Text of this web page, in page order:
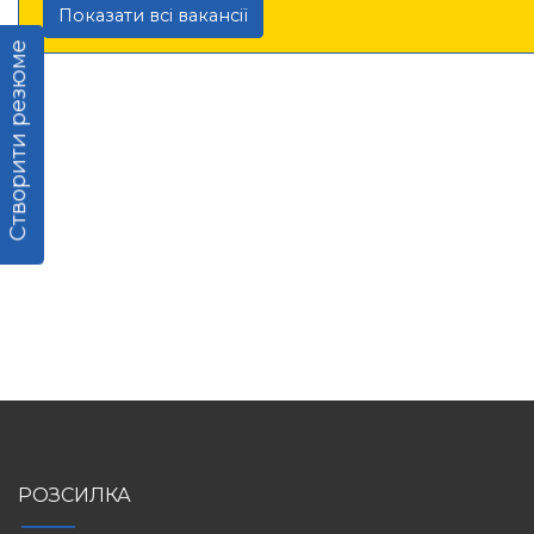
Створити резюме
Показати всі вакансії
РОЗСИЛКА